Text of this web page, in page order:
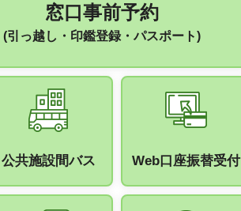
窓口事前予約
(引っ越し・印鑑登録・パスポート)
公共施設間バス Web口座振替受付